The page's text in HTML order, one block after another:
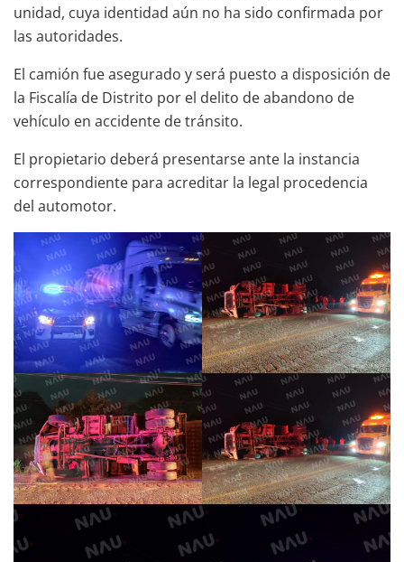
unidad, cuya identidad aún no ha sido confirmada por
las autoridades.
El camión fue asegurado y será puesto a disposición de
la Fiscalía de Distrito por el delito de abandono de
vehículo en accidente de tránsito.
El propietario deberá presentarse ante la instancia
correspondiente para acreditar la legal procedencia
del automotor.